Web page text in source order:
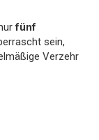
fünf
sein,
Verzehr